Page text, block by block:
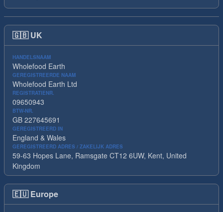
🇬🇧 UK
HANDELSNAAM
Wholefood Earth
GEREGISTREERDE NAAM
Wholefood Earth Ltd
REGISTRATIENR.
09650943
BTW-NR.
GB 227645691
GEREGISTREERD IN
England & Wales
GEREGISTREERD ADRES / ZAKELIJK ADRES
59-63 Hopes Lane, Ramsgate CT12 6UW, Kent, United
Kingdom
🇪🇺 Europe